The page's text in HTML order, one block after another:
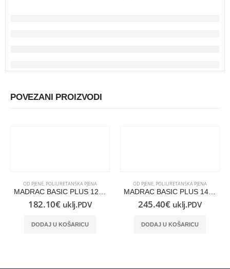
POVEZANI PROIZVODI
OD PJENE, POLIURETANSKA PJENA
MADRAC BASIC PLUS 120×190
182.10€ uklj.PDV
DODAJ U KOŠARICU
OD PJENE, POLIURETANSKA PJENA
MADRAC BASIC PLUS 140×210
245.40€ uklj.PDV
DODAJ U KOŠARICU